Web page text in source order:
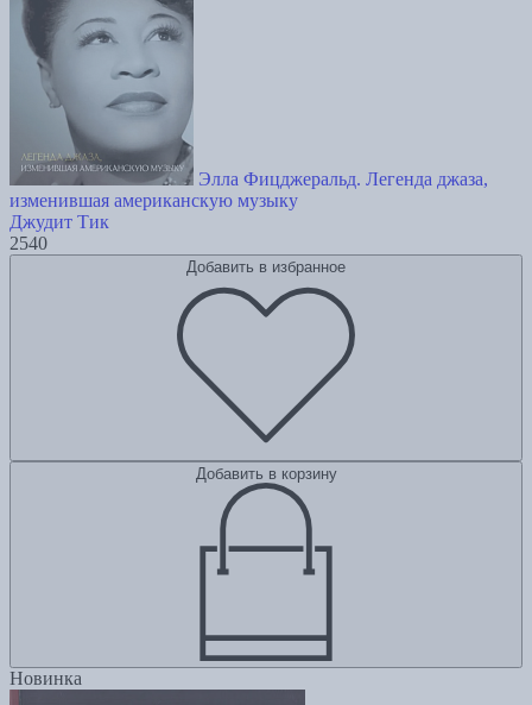
Элла Фицджеральд. Легенда джаза,
изменившая американскую музыку
Джудит Тик
2540
Добавить в избранное
Добавить в корзину
Новинка